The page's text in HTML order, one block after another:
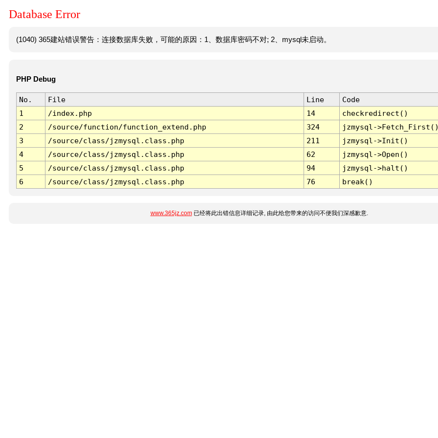
Database Error
(1040) 365建站错误警告：连接数据库失败，可能的原因：1、数据库密码不对; 2、mysql未启动。
PHP Debug
No. File Line
Code
1
/index.php 14
checkredirect()
2
/source/function/function_extend.php 324
jzmysql-
3
/source/class/jzmysql.class.php 211
jzmysql->Init()
4
/source/class/jzmysql.class.php 62
jzmysql->Open()
5
/source/class/jzmysql.class.php 94
jzmysql->halt()
6
/source/class/jzmysql.class.php 76 break()
www.365jz.com已经将此出错信息详细记录, 由此给您带来的访问不便我们深感歉意.